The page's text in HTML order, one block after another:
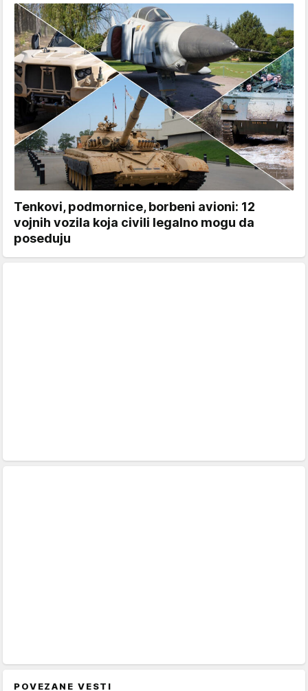
Tenkovi, podmornice, borbeni avioni: 12
vojnih vozila koja civili legalno mogu da
poseduju
POVEZANE VESTI